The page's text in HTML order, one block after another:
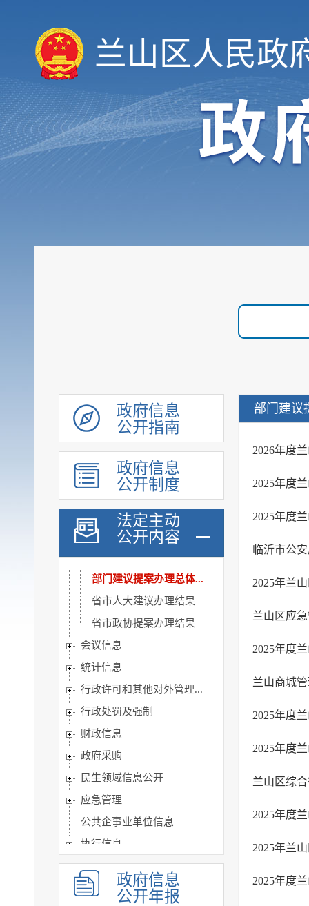
兰山区人民政
政府信息
公开指南
政府信息
公开制度
法定主动
公开内容
政府工作报告
重大决策预公开
审计和后评估
建议提案办理公示平台
人大建议办理结果
政协提案办理结果
区级建议提案办理总体...
部门建议提案办理总体...
省市人大建议办理结果
省市政协提案办理结果
会议信息
统计信息
行政许可和其他对外管理...
行政处罚及强制
财政信息
政府采购
民生领域信息公开
应急管理
公共企事业单位信息
执行信息
服务信息
政府信息
公开年报
部门建议
2026年度
2025年度
2025年度
临沂市公
2025年兰
兰山区应
2025年度
兰山商城
2025年度
2025年度
兰山区综
2025年度
2025年兰
2025年度